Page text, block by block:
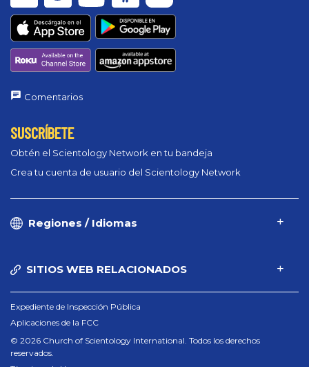
Comentarios
SUSCRÍBETE
Obtén el Scientology Network en tu bandeja
Crea tu cuenta de usuario del Scientology Network
Regiones / Idiomas
SITIOS WEB RELACIONADOS
Expediente de Inspección Pública
Aplicaciones de la FCC
© 2026 Church of Scientology International. Todos los derechos
reservados.